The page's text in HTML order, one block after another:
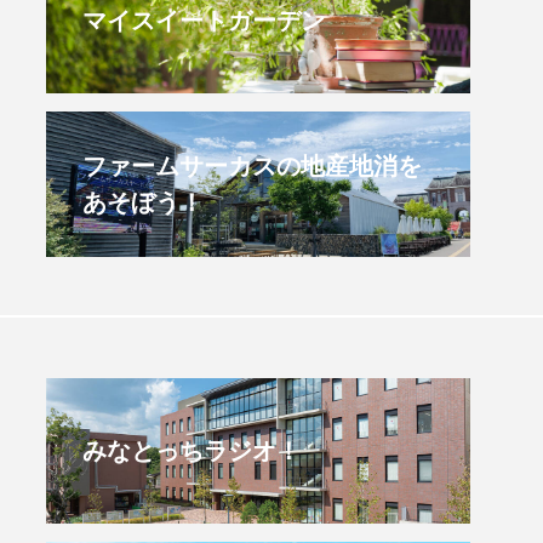
ラジオ！】8月4日（火）
立有馬高校 第74回兵庫
クラブ連盟大会について
【後援事業】第３回と
音楽会
2026.07.29
2025年
マイスイートガーデン
ファームサーカスの地産地消を
あそぼう！
みなとっちラジオ！